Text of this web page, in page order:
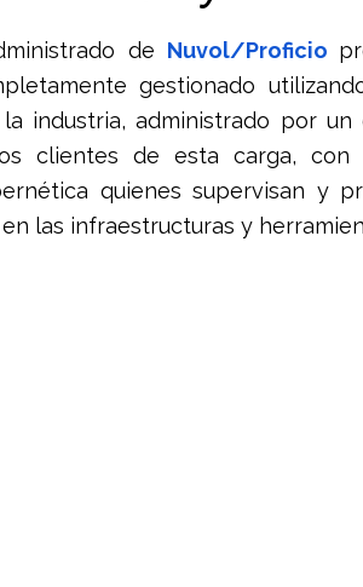
Abnormal AI Picus BAS
de 5 estrellas.
de Nuvol/Proficio
gestionado
industria, administrado por
clientes de esta carga, con
quienes supervisan y
las infraestructuras y